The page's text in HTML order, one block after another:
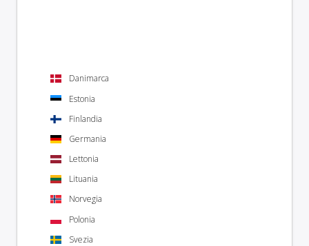
Danimarca
Estonia
Finlandia
Germania
Lettonia
Lituania
Norvegia
Polonia
Svezia